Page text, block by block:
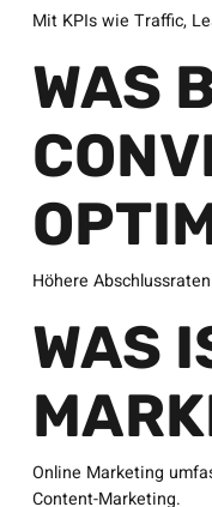
Mit KPIs wie Traffic,
WAS
Höhere
WAS
Online Marketing
Content-Marketing.